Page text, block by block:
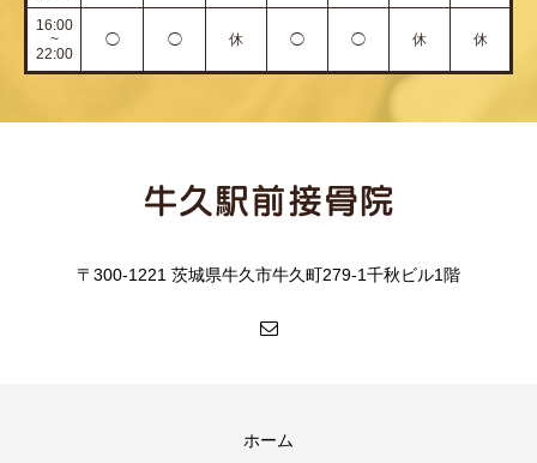
16:00
~
22:00
◯ ◯ 休 ◯ ◯ 休 休
〒300-1221 茨城県牛久市牛久町279-1千秋ビル1階
ホーム